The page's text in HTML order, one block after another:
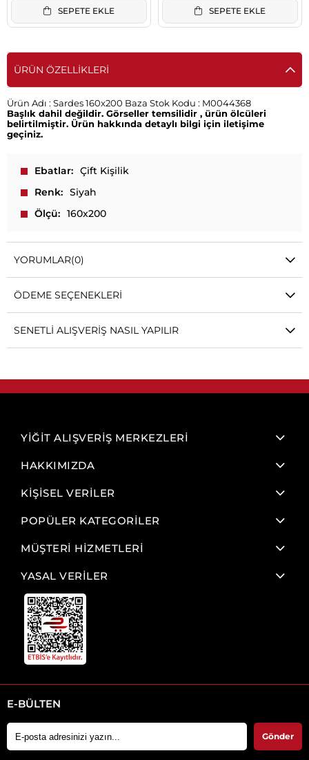
SEPETE EKLE SEPETE EKLE
ÜRÜN ÖZELLIKLERI
Ürün Adı : Sardes 160x200 Baza Stok Kodu : M0044368
Başlık dahil değildir. Görseller temsilidir , ürün ölcüleri
belirtilmiştir. Ürün hakkında detaylı bilgi için iletişime
geçiniz.
Ebatlar
Çift Kişilik
Renk
Siyah
Ölçü
160x200
YORUMLAR(0)
ÖDEME SEÇENEKLERI
SENETLI ALIŞVERIŞ NASIL YAPILIR
YİĞİT ALIŞVERİŞ MERKEZLERİ
HAKKIMIZDA
KİŞİSEL VERİLER
POPÜLER KATEGORİLER
MÜŞTERİ HİZMETLERİ
YASAL VERİLER
E-BÜLTEN
Gönder